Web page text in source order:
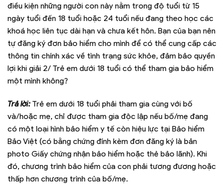
điều kiện những người con này nằm trong độ tuổi từ 15
ngày tuổi đến 18 tuổi hoặc 24 tuổi nếu đang theo học các
khoá học liên tục dài hạn và chưa kết hôn. Bạn của bạn nên
tự đăng ký đơn bảo hiểm cho mình để có thể cung cấp các
thông tin chính xác về tình trạng sức khỏe, đảm bảo quyền
lợi khi giải 2/ Trẻ em dưới 18 tuổi có thể tham gia bảo hiểm
một mình không?
Trả lời: Trẻ em dưới 18 tuổi phải tham gia cùng với bố
và/hoặc mẹ, chỉ được tham gia độc lập nếu bố/mẹ đang
có một loại hình bảo hiểm y tế còn hiệu lực tại Bảo hiểm
Bảo Việt (có bằng chứng đính kèm đơn đăng ký là bản
photo Giấy chứng nhận bảo hiểm hoặc thẻ bảo lãnh). Khi
đó, chương trình bảo hiểm của con phải tương đương hoặc
thấp hơn chương trình của bố/mẹ.